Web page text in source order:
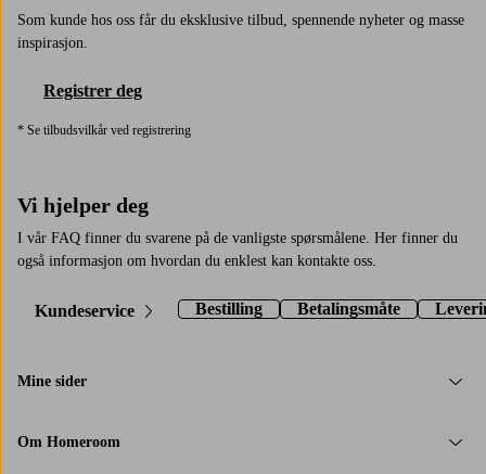
Som kunde hos oss får du eksklusive tilbud, spennende nyheter og masse
inspirasjon.
Registrer deg
* Se tilbudsvilkår ved registrering
Vi hjelper deg
I vår FAQ finner du svarene på de vanligste spørsmålene. Her finner du
også informasjon om hvordan du enklest kan kontakte oss.
Kundeservice Bestilling Betalingsmåte
Mine sider
Om Homeroom